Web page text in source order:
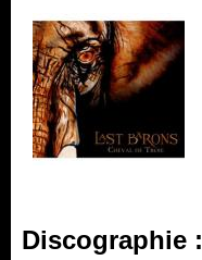
Discographie :